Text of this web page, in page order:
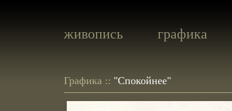
живопись графика
Графика :: "Спокойнее"